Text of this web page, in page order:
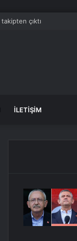
İLETIŞIM